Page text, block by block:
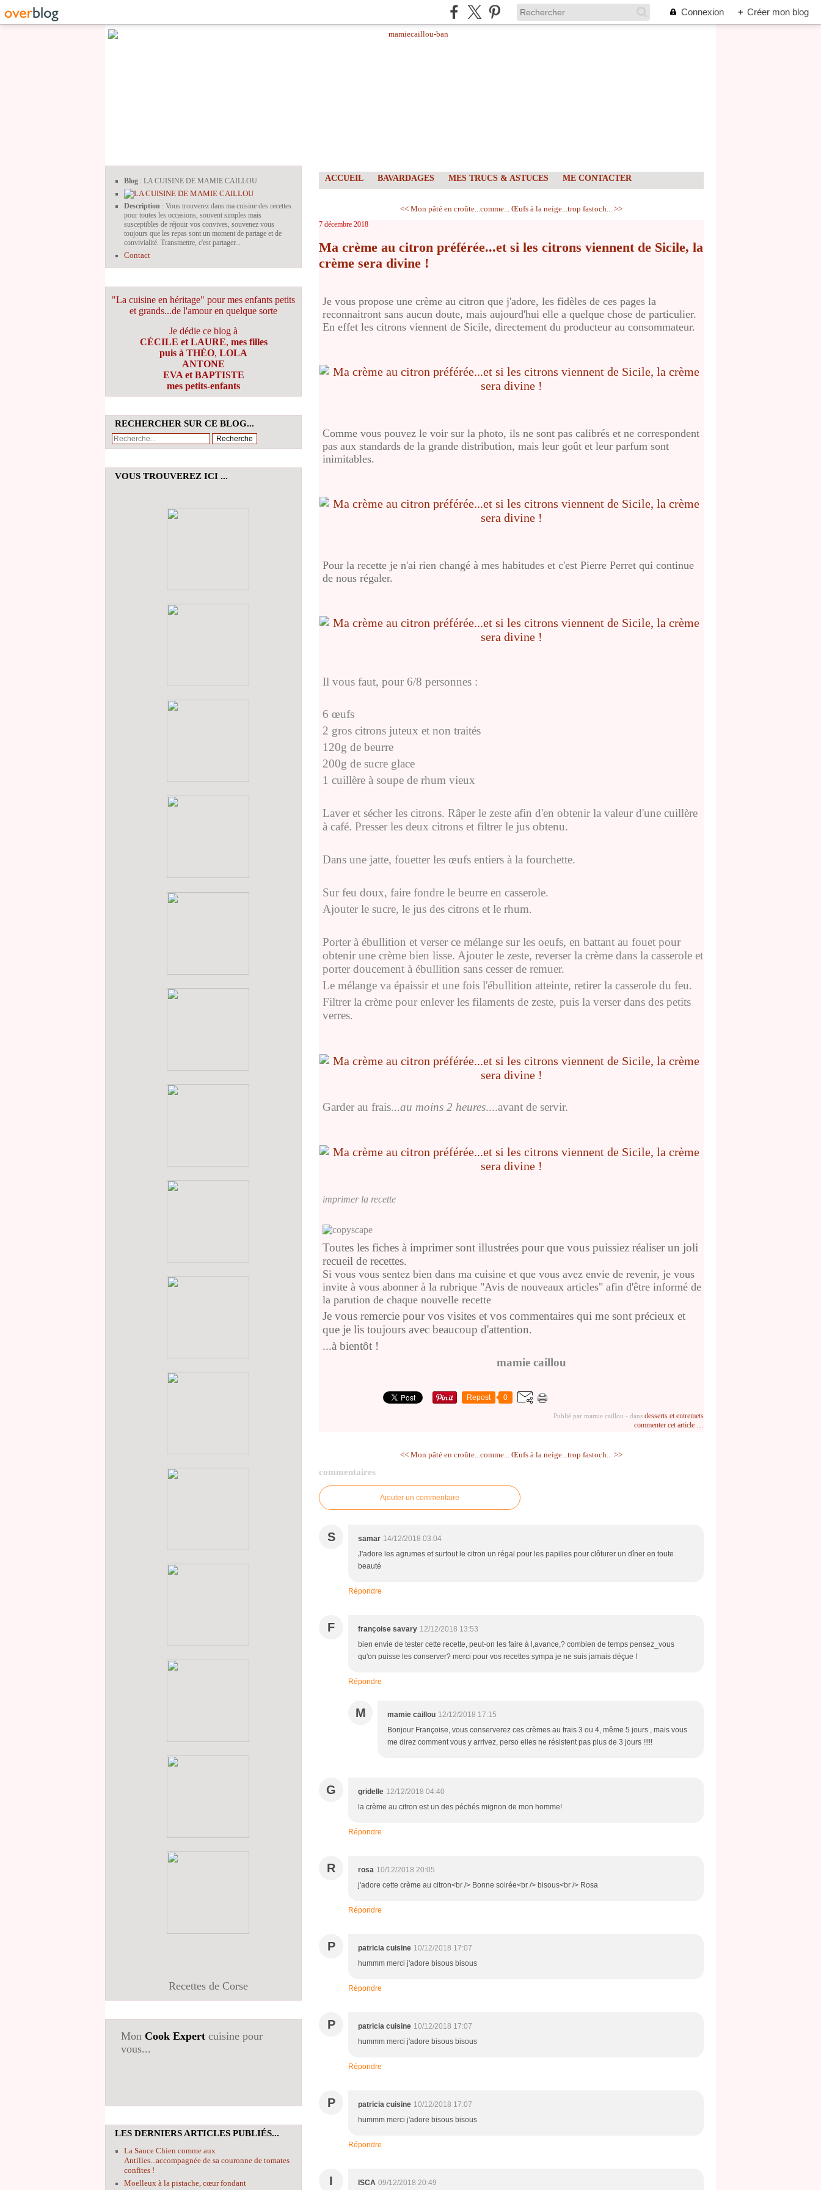
Connexion + Créer mon blog
Blog : LA CUISINE DE MAMIE CAILLOU
Description : Vous trouverez dans ma cuisine des recettes
pour toutes les occasions, souvent simples mais
susceptibles de réjouir vos convives, souvenez vous
toujours que les repas sont un moment de partage et de
convivialité. Transmettre, c'est partager...
Contact
"La cuisine en héritage" pour mes enfants petits
et grands...de l'amour en quelque sorte
Je dédie ce blog à
CÉCILE et LAURE, mes filles
puis à THÉO, LOLA
ANTONE
EVA et BAPTISTE
mes petits-enfants
RECHERCHER SUR CE BLOG...
VOUS TROUVEREZ ICI ...
Recettes de Corse
Mon Cook Expert cuisine pour
vous...
LES DERNIERS ARTICLES PUBLIÉS...
La Sauce Chien comme aux
Antilles...accompagnée de sa couronne de tomates
confites !
Moelleux à la pistache, cœur fondant
ACCUEIL BAVARDAGES MES TRUCS & ASTUCES ME CONTACTER
<< Mon pâté en croûte...comme... Œufs à la neige...trop fastoch... >>
7 décembre 2018
Ma crème au citron préférée...et si les citrons viennent de Sicile, la
crème sera divine !
Je vous propose une crème au citron que j'adore, les fidèles de ces pages la
reconnaitront sans aucun doute, mais aujourd'hui elle a quelque chose de particulier.
En effet les citrons viennent de Sicile, directement du producteur au consommateur.
Comme vous pouvez le voir sur la photo, ils ne sont pas calibrés et ne correspondent
pas aux standards de la grande distribution, mais leur goût et leur parfum sont
inimitables.
Pour la recette je n'ai rien changé à mes habitudes et c'est Pierre Perret qui continue
de nous régaler.
Il vous faut, pour 6/8 personnes :
6 œufs
2 gros citrons juteux et non traités
120g de beurre
200g de sucre glace
1 cuillère à soupe de rhum vieux
Laver et sécher les citrons. Râper le zeste afin d'en obtenir la valeur d'une cuillère
à café. Presser les deux citrons et filtrer le jus obtenu.
Dans une jatte, fouetter les œufs entiers à la fourchette.
Sur feu doux, faire fondre le beurre en casserole.
Ajouter le sucre, le jus des citrons et le rhum.
Porter à ébullition et verser ce mélange sur les oeufs, en battant au fouet pour
obtenir une crème bien lisse. Ajouter le zeste, reverser la crème dans la casserole et
porter doucement à ébullition sans cesser de remuer.
Le mélange va épaissir et une fois l'ébullition atteinte, retirer la casserole du feu.
Filtrer la crème pour enlever les filaments de zeste, puis la verser dans des petits
verres.
Garder au frais...au moins 2 heures....avant de servir.
imprimer la recette
Toutes les fiches à imprimer sont illustrées pour que vous puissiez réaliser un joli
recueil de recettes.
Si vous vous sentez bien dans ma cuisine et que vous avez envie de revenir, je vous
invite à vous abonner à la rubrique "Avis de nouveaux articles" afin d'être informé de
la parution de chaque nouvelle recette
Je vous remercie pour vos visites et vos commentaires qui me sont précieux et
que je lis toujours avec beaucoup d'attention.
...à bientôt !
mamie caillou
Repost 0
Publié par mamie caillou - dans desserts et entremets
commenter cet article …
<< Mon pâté en croûte...comme... Œufs à la neige...trop fastoch... >>
commentaires
Ajouter un commentaire
S samar 14/12/2018 03:04
J'adore les agrumes et surtout le citron un régal pour les papilles pour clôturer un dîner en toute
beauté
Répondre
F françoise savary 12/12/2018 13:53
bien envie de tester cette recette, peut-on les faire à l,avance,? combien de temps pensez_vous
qu'on puisse les conserver? merci pour vos recettes sympa je ne suis jamais déçue !
Répondre
M mamie caillou 12/12/2018 17:15
Bonjour Françoise, vous conserverez ces crèmes au frais 3 ou 4, même 5 jours , mais vous
me direz comment vous y arrivez, perso elles ne résistent pas plus de 3 jours !!!!!
G gridelle 12/12/2018 04:40
la crème au citron est un des péchés mignon de mon homme!
Répondre
R rosa 10/12/2018 20:05
j'adore cette crème au citron<br /> Bonne soirée<br /> bisous<br /> Rosa
Répondre
P patricia cuisine 10/12/2018 17:07
hummm merci j'adore bisous bisous
Répondre
P patricia cuisine 10/12/2018 17:07
hummm merci j'adore bisous bisous
Répondre
P patricia cuisine 10/12/2018 17:07
hummm merci j'adore bisous bisous
Répondre
I ISCA 09/12/2018 20:49